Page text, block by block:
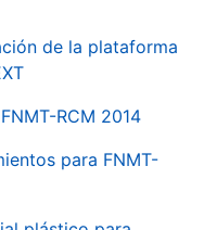
de la plataforma
RCM 2014
para FNMT-